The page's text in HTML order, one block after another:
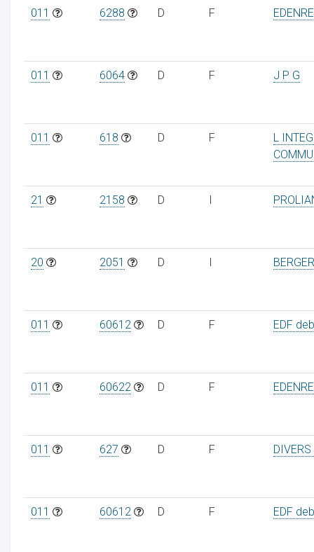
011 6288 D F
011 6064 D F J P G
011 618 D F
L
21 2158 D I
20 2051 D I
011 60612 D F EDF
011 60622 D F
011 627 D F
011 60612 D F EDF